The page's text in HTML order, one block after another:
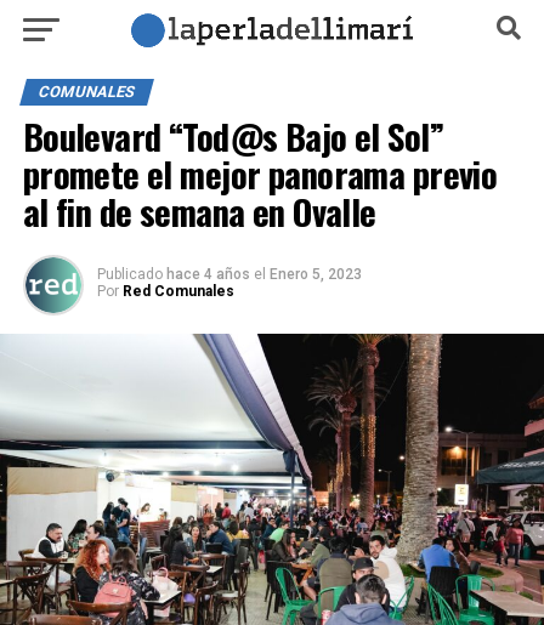
COMUNALES
Boulevard “Tod@s Bajo el Sol”
promete el mejor panorama previo
al fin de semana en Ovalle
Publicado hace 4 años el Enero 5, 2023
Por Red Comunales